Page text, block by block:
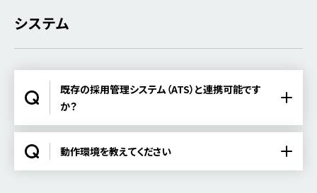
システム
既存の採用管理システム（ATS）と連携可能です
か？
動作環境を教えてください